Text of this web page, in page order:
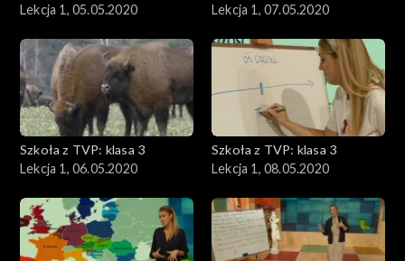
Lekcja 1, 05.05.2020
Lekcja 1, 07.05.2020
Szkoła z TVP: klasa 3
Lekcja 1, 06.05.2020
Szkoła z TVP: klasa 3
Lekcja 1, 08.05.2020